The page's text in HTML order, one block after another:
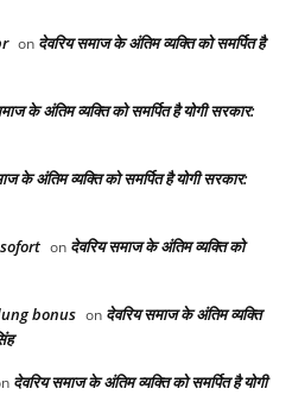
on देवरिय समाज के अंतिम व्यक्ति को समर्पित है
के अंतिम व्यक्ति को समर्पित है योगी सरकार:
के अंतिम व्यक्ति को समर्पित है योगी सरकार:
on देवरिय समाज के अंतिम व्यक्ति को
bonus on देवरिय समाज के अंतिम व्यक्ति
देवरिय समाज के अंतिम व्यक्ति को समर्पित है योगी